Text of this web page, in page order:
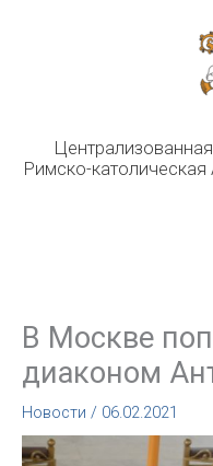
Римско-
В Москве
диаконом
Новости / 06.02.2021